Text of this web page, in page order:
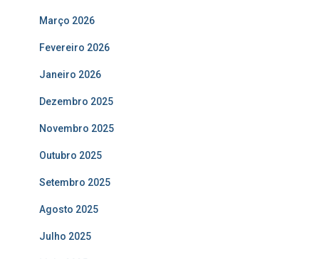
Março 2026
Fevereiro 2026
Janeiro 2026
Dezembro 2025
Novembro 2025
Outubro 2025
Setembro 2025
Agosto 2025
Julho 2025